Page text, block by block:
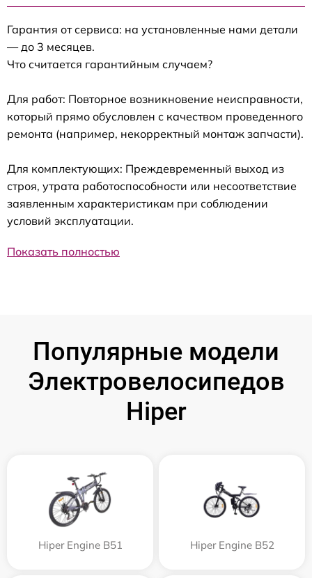
Гарантия от сервиса: на установленные нами детали
— до 3 месяцев.
Что считается гарантийным случаем?
Для работ: Повторное возникновение неисправности,
который прямо обусловлен с качеством проведенного
ремонта (например, некорректный монтаж запчасти).
Для комплектующих: Преждевременный выход из
строя, утрата работоспособности или несоответствие
заявленным характеристикам при соблюдении
условий эксплуатации.
Показать полностью
Популярные модели
Электровелосипедов
Hiper
Hiper Engine B51 Hiper Engine B52